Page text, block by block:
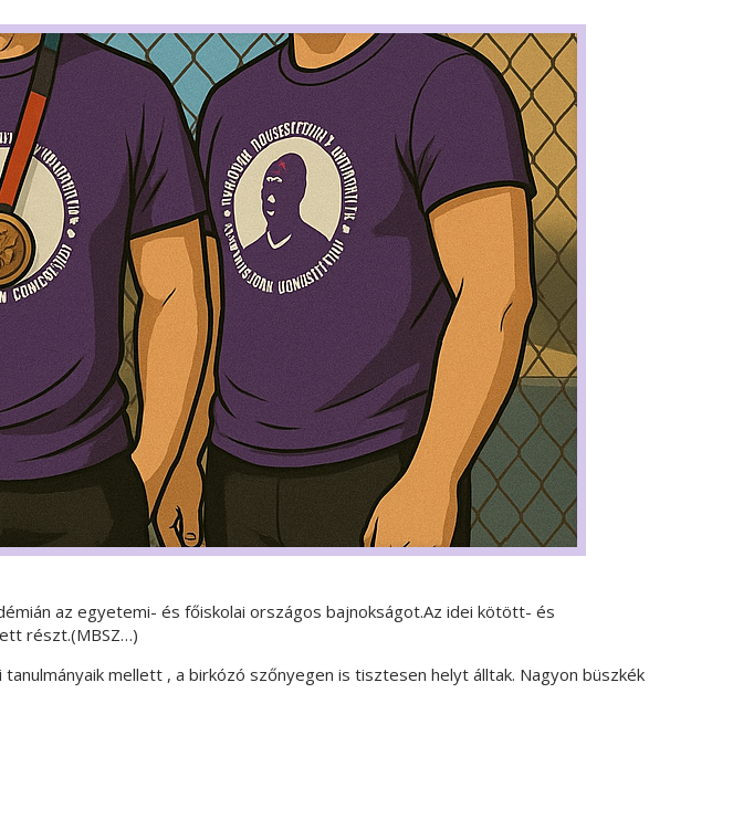
az egyetemi- és főiskolai országos bajnokságot.Az idei kötött- és
részt.(MBSZ…)
mellett , a birkózó szőnyegen is tisztesen helyt álltak. Nagyon büszkék